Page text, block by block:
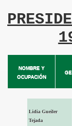
NOMBRE Y
OCUPACIÓN
Lidia Gueiler
Tejada